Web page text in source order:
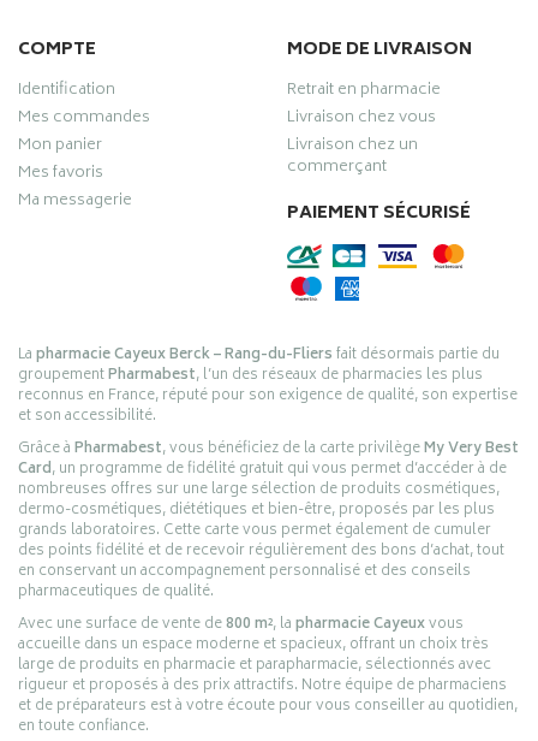
COMPTE
Identification
Mes commandes
Mon panier
Mes favoris
Ma messagerie
MODE DE LIVRAISON
Retrait en pharmacie
Livraison chez vous
Livraison chez un
commerçant
PAIEMENT SÉCURISÉ
Lapharmacie Cayeux Berck – Rang-du-Fliersfait désormais partie du
groupementPharmabest, l’un des réseaux de pharmacies les plus
reconnus en France, réputé pour son exigence de qualité, son expertise
et son accessibilité.
Grâce àPharmabest, vous bénéficiez de la carte privilègeMy Very Best
Card, un programme de fidélité gratuit qui vous permet d’accéder à de
nombreuses offres sur une large sélection de produits cosmétiques,
dermo-cosmétiques, diététiques et bien-être, proposés par les plus
grands laboratoires. Cette carte vous permet également de cumuler
des points fidélité et de recevoir régulièrement des bons d’achat, tout
en conservant un accompagnement personnalisé et des conseils
pharmaceutiques de qualité.
Avec une surface de vente de800 m², lapharmacie Cayeuxvous
accueille dans un espace moderne et spacieux, offrant un choix très
large de produits en pharmacie et parapharmacie, sélectionnés avec
rigueur et proposés à des prix attractifs. Notre équipe de pharmaciens
et de préparateurs est à votre écoute pour vous conseiller au quotidien,
en toute confiance.